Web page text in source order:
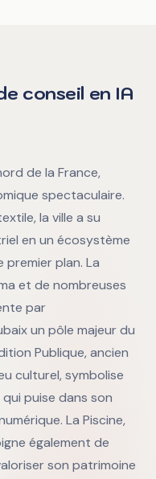
conseil en IA
de la France,
spectaculaire.
la ville a su
en un écosystème
plan. La
et de nombreuses
par
un pôle majeur du
Publique, ancien
culturel, symbolise
puise dans son
La Piscine,
également de
son patrimoine